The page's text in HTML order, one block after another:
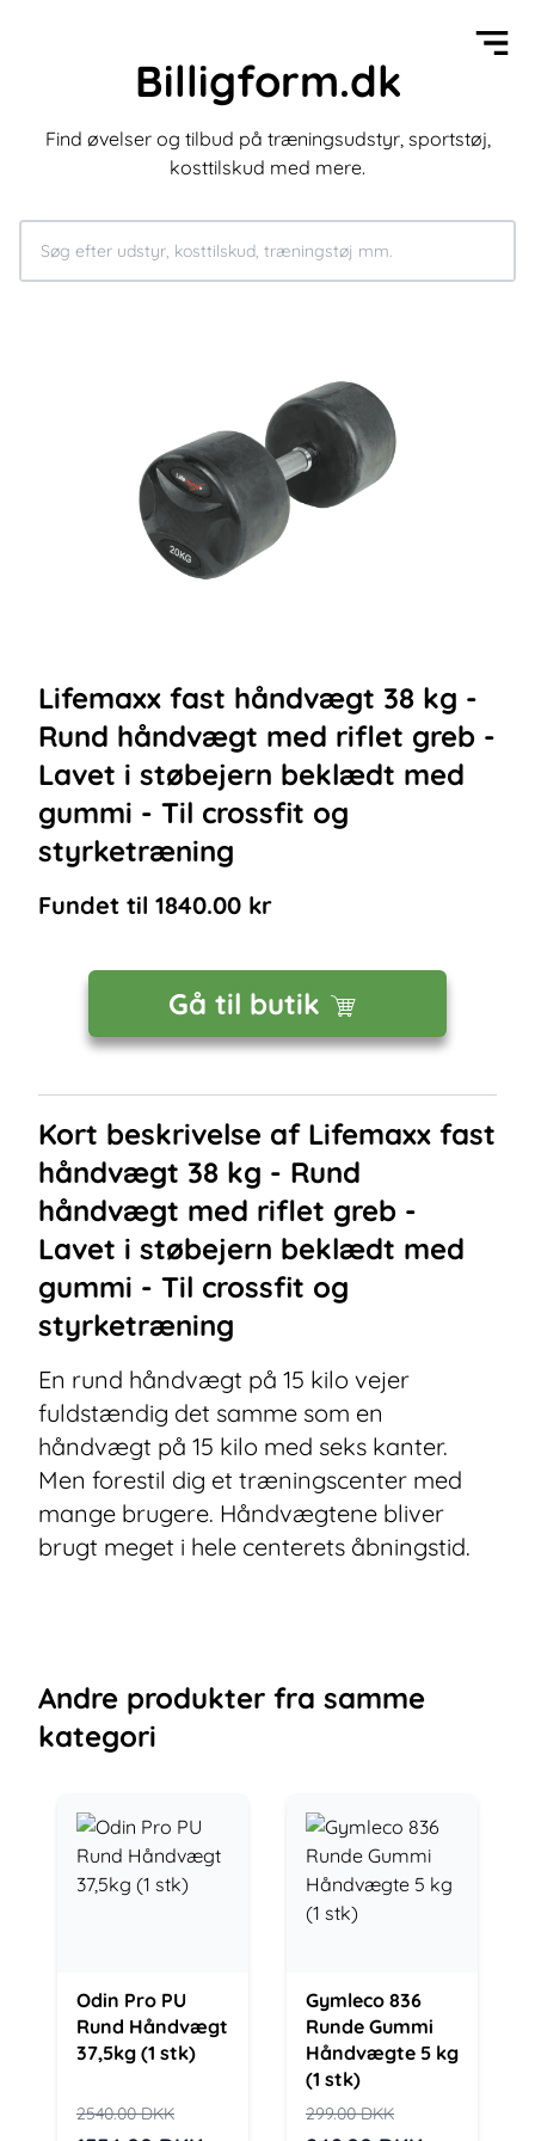
Billigform.dk
Find øvelser og tilbud på træningsudstyr, sportstøj,
kosttilskud med mere.
Lifemaxx fast håndvægt 38 kg -
Rund håndvægt med riflet greb -
Lavet i støbejern beklædt med
gummi - Til crossfit og
styrketræning
Fundet til 1840.00 kr
Gå til butik
Kort beskrivelse af Lifemaxx fast
håndvægt 38 kg - Rund
håndvægt med riflet greb -
Lavet i støbejern beklædt med
gummi - Til crossfit og
styrketræning
En rund håndvægt på 15 kilo vejer
fuldstændig det samme som en
håndvægt på 15 kilo med seks kanter.
Men forestil dig et træningscenter med
mange brugere. Håndvægtene bliver
brugt meget i hele centerets åbningstid.
Andre produkter fra samme
kategori
Odin Pro PU
Rund Håndvægt
37,5kg (1 stk)
2540.00DKK
Gymleco 836
Runde Gummi
Håndvægte 5 kg
(1 stk)
299.00DKK